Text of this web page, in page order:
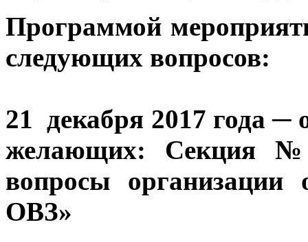
Программой
следующих вопросов:
21 декабря 2017 года ─
желающих: Секция №
вопросы организации
ОВЗ»